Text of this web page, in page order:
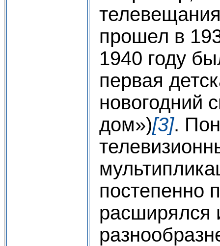
прошел в
1940 году
первая
новогодний
дом»)[3].
постепенно
расширялся